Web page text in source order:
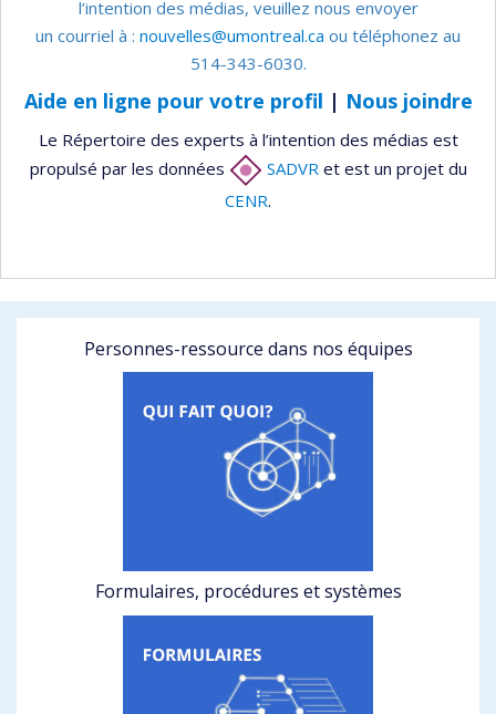
l’intention des médias, veuillez nous envoyer
un courriel à : nouvelles@umontreal.ca ou téléphonez au
514-343-6030.
Aide en ligne pour votre profil | Nous joindre
Le Répertoire des experts à l’intention des médias est
propulsé par les données
SADVR et est un projet du
CENR.
Personnes-ressource dans nos équipes
Formulaires, procédures et systèmes